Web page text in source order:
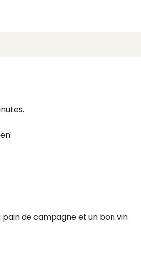
pain de campagne et un bon vin